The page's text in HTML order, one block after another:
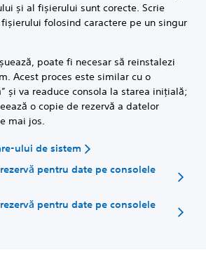
și al fișierului sunt corecte. Scrie
folosind caractere pe un singur
poate fi necesar să reinstalezi
Acest proces este similar cu o
și va readuce consola la starea inițială;
o copie de rezervă a datelor
mai jos.
ului de sistem
pentru date pe consolele
pentru date pe consolele